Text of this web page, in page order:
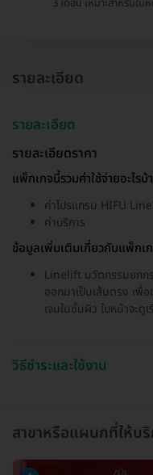
รายละเอียด
รายละเอียด
รายละเอียดราคา
แพ็กเกจนี้รวมค่าใช้จ่ายอะไรบ้
ค่าโปรแกรม HIFU
ค่าบริการ
ข้อมูลเพิ่มเติมเกี่ยวกับแพ็กเ
Linelift นวัตกรรมยก
ออกมาเป็นเส้นตรง เพื่
เจนในชั้นผิว ใบหน้าจะ
วิธีชำระและใช้งาน
สาขาหรือแผนกที่ให้บ